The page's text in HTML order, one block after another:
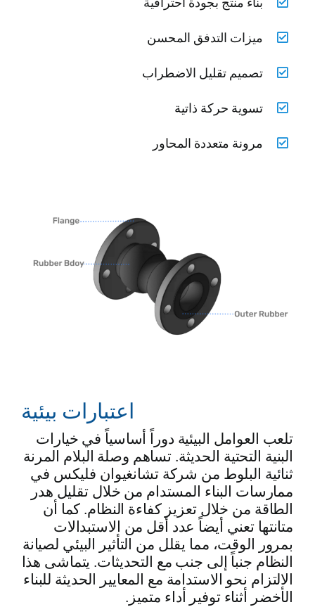
ميزات التدفق المحسن
تصميم تقليل الاضطراب
تسوية حركة ذاتية
مرونة متعددة المحاور
اعتبارات بيئية
تلعب العوامل البيئية دوراً أساسياً في خيارات
البنية التحتية الحديثة. تساهم وصلة البلام المرنة
ثنائية البلوط من شركة تشانغيوان فليكس في
ممارسات البناء المستدام من خلال تقليل هدر
الطاقة من خلال تعزيز كفاءة النظام. كما أن
متانتها تعني أيضاً عدد أقل من الاستبدالات
بمرور الوقت، مما يقلل من التأثير البيئي لصيانة
النظام جنباً إلى جنب مع التحديثات. يتماشى هذا
الالتزام نحو الاستدامة مع المعايير الحديثة للبناء
الأخضر أثناء توفير أداء متميز.